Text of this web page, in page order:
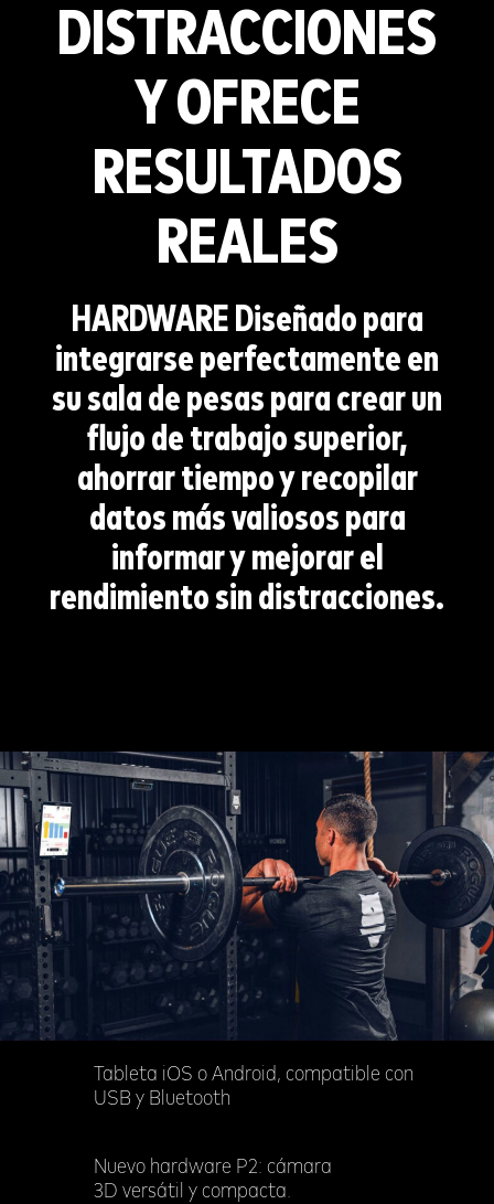
DISTRACCIONES
Y OFRECE
RESULTADOS
REALES
HARDWARE Diseñado para
integrarse perfectamente en
su sala de pesas para crear un
flujo de trabajo superior,
ahorrar tiempo y recopilar
datos más valiosos para
informar y mejorar el
rendimiento sin distracciones.
Tableta iOS o Android, compatible con
USB y Bluetooth
Nuevo hardware P2: cámara
3D versátil y compacta.